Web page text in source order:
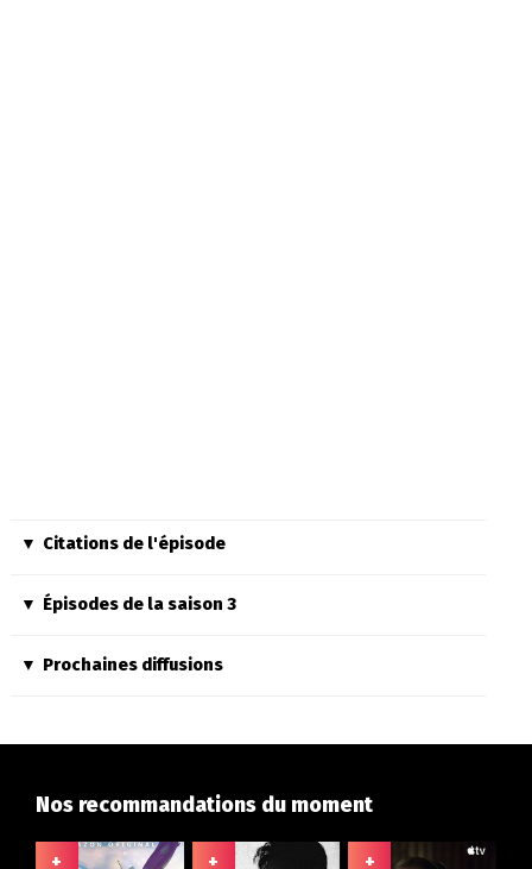
Citations de l'épisode
Épisodes de la saison 3
Prochaines diffusions
Nos recommandations du moment
+ + +